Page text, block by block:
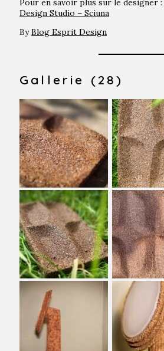
Pour en savoir plus sur le designer :
Design Studio – Sciuna
ByBlog Esprit Design
Gallerie (28)